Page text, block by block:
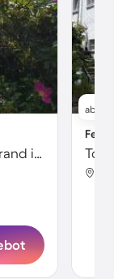
Wohnung mit Garten und Grill | Strand in der Nähe | Haustierfreundlich
ab